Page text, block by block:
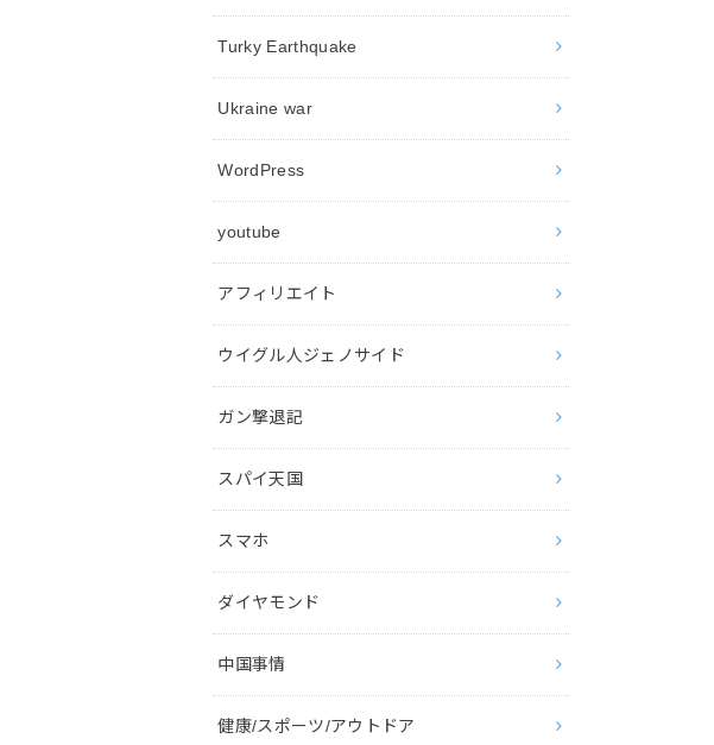
Turky Earthquake
Ukraine war
WordPress
youtube
アフィリエイト
ウイグル人ジェノサイド
ガン撃退記
スパイ天国
スマホ
ダイヤモンド
中国事情
健康/スポーツ/アウトドア